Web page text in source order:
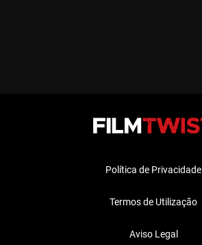
Política de Privacidade
Termos de Utilização
Aviso Legal